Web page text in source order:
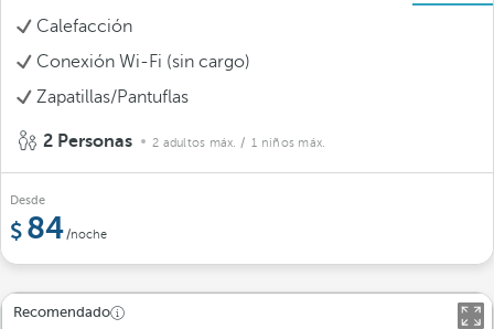
Calefacción
Conexión Wi-Fi (sin cargo)
Zapatillas/Pantuflas
2 Personas 2 adultos máx. / 1 niños máx.
Desde
84/noche
Recomendado